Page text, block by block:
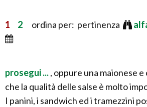
1 2 ordina per: pertinenza
prosegui ..., oppure una maionese
che la qualità delle salse è molto
I panini, i sandwich ed i tramezzini